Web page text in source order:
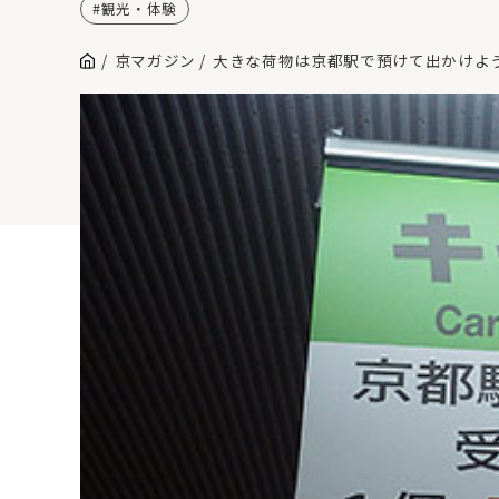
観光・体験
京マガジン 大きな荷物は京都駅で預けて出かけよ